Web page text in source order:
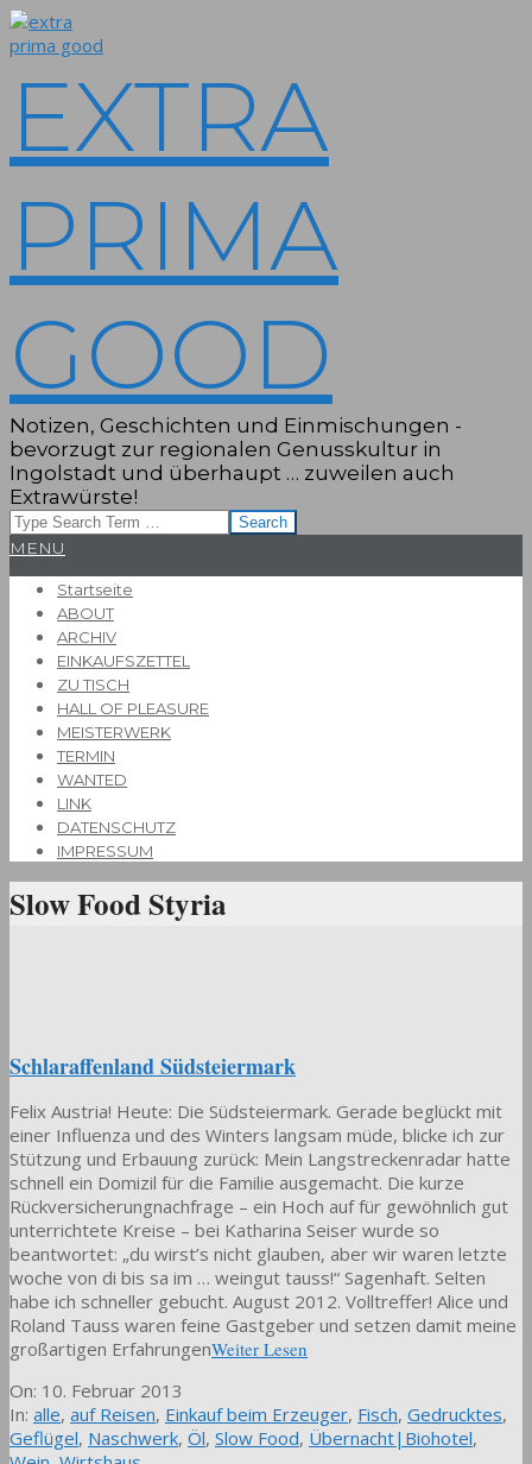
Skip
to
EXTRA
PRIMA
GOOD
Notizen, Geschichten und Einmischungen -
bevorzugt zur regionalen Genusskultur in
Ingolstadt und überhaupt … zuweilen auch
Extrawürste!
Search
Primary
Menu
MENU
Startseite
ABOUT
ARCHIV
EINKAUFSZETTEL
ZU TISCH
HALL OF PLEASURE
MEISTERWERK
TERMIN
WANTED
LINK
DATENSCHUTZ
IMPRESSUM
Slow Food Styria
Schlaraffenland Südsteiermark
Felix Austria! Heute: Die Südsteiermark. Gerade beglückt mit
einer Influenza und des Winters langsam müde, blicke ich zur
Stützung und Erbauung zurück: Mein Langstreckenradar hatte
schnell ein Domizil für die Familie ausgemacht. Die kurze
Rückversicherungnachfrage – ein Hoch auf für gewöhnlich gut
unterrichtete Kreise – bei Katharina Seiser wurde so
beantwortet: „du wirst’s nicht glauben, aber wir waren letzte
woche von di bis sa im … weingut tauss!“ Sagenhaft. Selten
habe ich schneller gebucht. August 2012. Volltreffer! Alice und
Roland Tauss waren feine Gastgeber und setzen damit meine
großartigen ErfahrungenWeiter Lesen
2013-
02-
10
On: 10. Februar 2013
In: alle, auf Reisen, Einkauf beim Erzeuger, Fisch, Gedrucktes,
Geflügel, Naschwerk, Öl, Slow Food, Übernacht|Biohotel,